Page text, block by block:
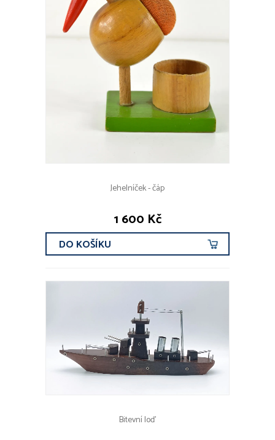
Jehelníček - čáp
1 600 Kč
DO KOŠÍKU
Bitevní loď